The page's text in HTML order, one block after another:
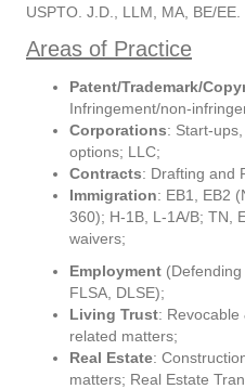
USPTO. J.D., LLM, MA, BE/EE.
Areas of Practice
Patent/Trademark/
Infringement/non-
Corporations: Start-
options; LLC;
Contracts: Drafting and
Immigration: EB1, EB2
360); H-1B, L-1A/B; TN,
waivers;
Employment
FLSA, DLSE);
Living Trust: Revocable
related matters;
Real Estate:
matters; Real Estate